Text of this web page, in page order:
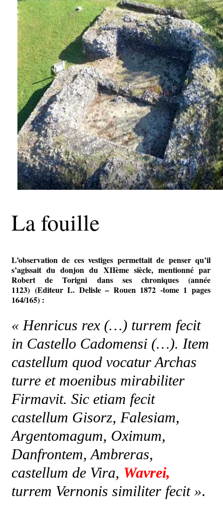
La fouille
L’observation de ces vestiges permettait de penser qu’il
s’agissait du donjon du XIIème siècle, mentionné par
Robert de Torigni dans ses chroniques (année
1123) (Editeur L. Delisle – Rouen 1872 -tome 1 pages
164/165) :
« Henricus rex (…) turrem fecit
in Castello Cadomensi (…). Item
castellum quod vocatur Archas
turre et moenibus mirabiliter
Firmavit. Sic etiam fecit
castellum Gisorz, Falesiam,
Argentomagum, Oximum,
Danfrontem, Ambreras,
castellum de Vira, Wavrei,
turrem Vernonis similiter fecit ».